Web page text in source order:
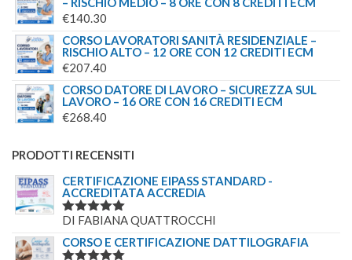
€140.30
CORSO LAVORATORI SANITÀ RESIDENZIALE –
RISCHIO ALTO – 12 ORE CON 12 CREDITI ECM
€207.40
CORSO DATORE DI LAVORO – SICUREZZA SUL
LAVORO – 16 ORE CON 16 CREDITI ECM
€268.40
PRODOTTI RECENSITI
CERTIFICAZIONE EIPASS STANDARD -
ACCREDITATA ACCREDIA
VALUTATO
DI FABIANA QUATTROCCHI
CORSO E CERTIFICAZIONE DATTILOGRAFIA